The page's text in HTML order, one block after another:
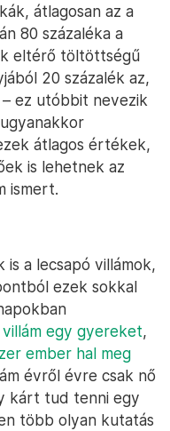
átlagosan az a
80 százaléka a
eltérő töltöttségű
20 százalék az,
ez utóbbit nevezik
átlagos értékek,
is lehetnek az
ismert.
is a lecsapó villámok,
ezek sokkal
egy gyereket,
ember hal meg
évről évre csak nő
kárt tud tenni egy
több olyan kutatás